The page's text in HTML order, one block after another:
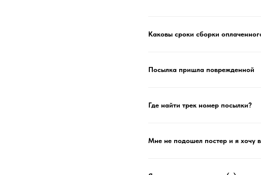
Каковы сроки сборки
Посылка пришла поврежденной
Где найти трек номер посылки?
Мне не подошел постер и я хочу